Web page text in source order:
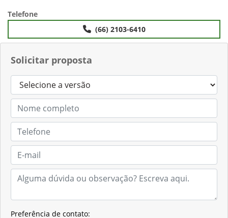
Solicitar proposta
Preferência de contato:
Telefone
(66) 2103-6410